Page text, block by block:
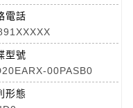
電話
型號
00PASB0
形態